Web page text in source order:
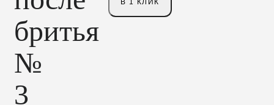
бритья
№
3
В 1 КЛИК